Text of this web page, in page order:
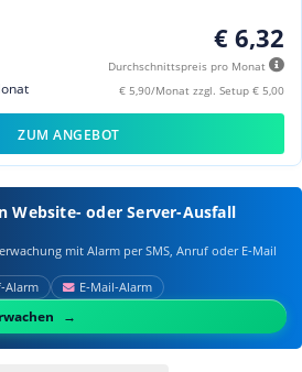
€ 6,32
Durchschnittspreis pro Monat
€ 5,90/Monat zzgl. Setup € 5,00
ZUM ANGEBOT
Website- oder Server-Ausfall
mit Alarm per SMS, Anruf oder E‑Mail
E‑Mail‑Alarm